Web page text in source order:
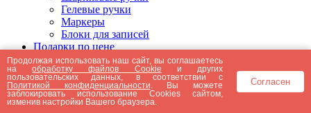
Гелевые ручки
Маркеры
Блоки для записей
Подарки по цене
Подарки от 5000 рублей
Подарки до 5000 рублей
Подарки до 3000 рублей
Подарки до 2000 рублей
Подарки до 1000 рублей
Продолжая использовать наш сайт, вы соглашаетесь
наобработку файлов Cookie и других
пользовательских данных, в соответствии с
Политикой конфиденциальности . Вы можете
заблокировать использование Cookies сайтом,
изменив настройки Вашего браузера.
Согласен